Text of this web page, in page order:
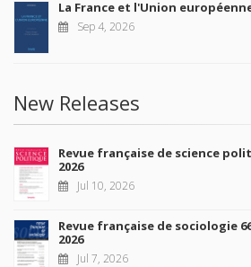
La France et l'Union
Sep 4, 2026
New Releases
Revue française de science
2026
Jul 10, 2026
Revue française de sociologie
2026
Jul 7, 2026